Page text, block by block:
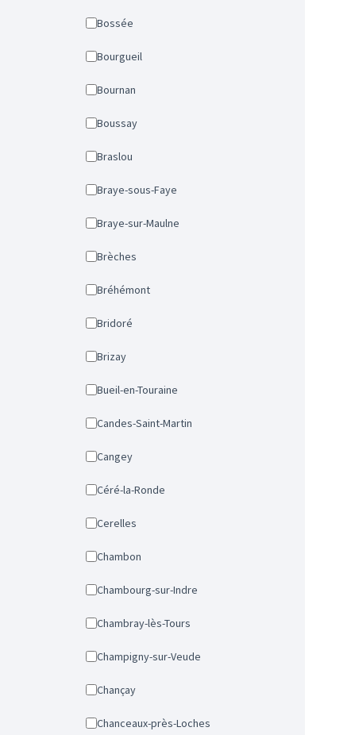
Bossée
Bourgueil
Bournan
Boussay
Braslou
Braye-sous-Faye
Braye-sur-Maulne
Brèches
Bréhémont
Bridoré
Brizay
Bueil-en-Touraine
Candes-Saint-Martin
Cangey
Céré-la-Ronde
Cerelles
Chambon
Chambourg-sur-Indre
Chambray-lès-Tours
Champigny-sur-Veude
Chançay
Chanceaux-près-Loches